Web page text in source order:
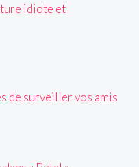
idiote et
de surveiller vos amis